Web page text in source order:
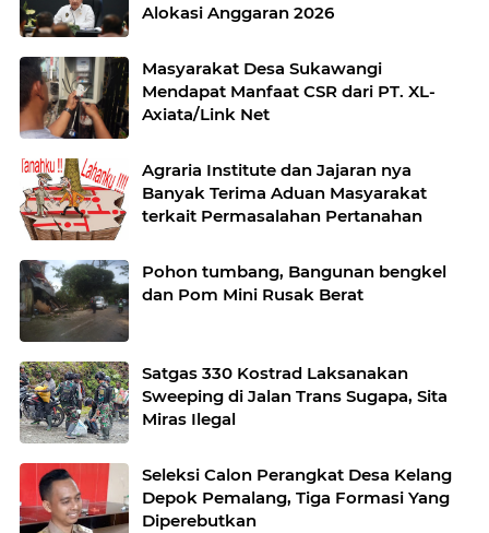
Alokasi Anggaran 2026
Masyarakat Desa Sukawangi
Mendapat Manfaat CSR dari PT. XL-
Axiata/Link Net
Agraria Institute dan Jajaran nya
Banyak Terima Aduan Masyarakat
terkait Permasalahan Pertanahan
Pohon tumbang, Bangunan bengkel
dan Pom Mini Rusak Berat
Satgas 330 Kostrad Laksanakan
Sweeping di Jalan Trans Sugapa, Sita
Miras Ilegal
Seleksi Calon Perangkat Desa Kelang
Depok Pemalang, Tiga Formasi Yang
Diperebutkan